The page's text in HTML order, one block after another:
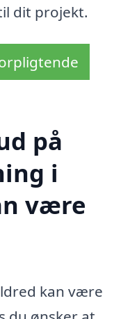
dit projekt.
på
i
være
kan være